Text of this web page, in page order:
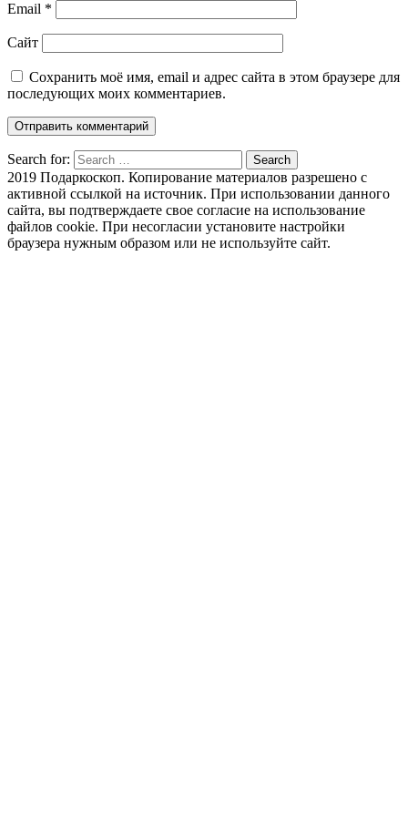
Email *
Сайт
Сохранить моё имя, email и адрес сайта в этом браузере для
последующих моих комментариев.
Search for: Search
2019 Подаркоскоп. Копирование материалов разрешено с
активной ссылкой на источник. При использовании данного
сайта, вы подтверждаете свое согласие на использование
файлов cookie. При несогласии установите настройки
браузера нужным образом или не используйте сайт.